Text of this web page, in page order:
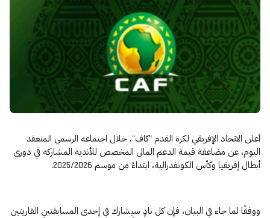
أعلن الاتحاد الإفريقي لكرة القدم "كاف"، خلال اجتماعه الرسمي المنعقد
اليوم، عن مضاعفة قيمة الدعم المالي المخصص للأندية المشاركة في دوري
أبطال إفريقيا وكأس الكونفدرالية، ابتداءً من موسم 2025/2026.
ووفقًا لما جاء في البيان، فإن كل نادٍ سيشارك في إحدى المسابقتين القاريتين